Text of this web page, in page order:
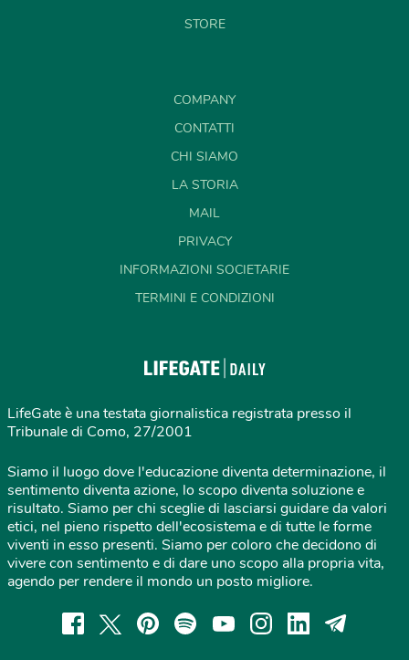
STORE
COMPANY
CONTATTI
CHI SIAMO
LA STORIA
MAIL
PRIVACY
INFORMAZIONI SOCIETARIE
TERMINI E CONDIZIONI
LifeGate è una testata giornalistica registrata presso il
Tribunale di Como, 27/2001
Siamo il luogo dove l'educazione diventa determinazione, il
sentimento diventa azione, lo scopo diventa soluzione e
risultato. Siamo per chi sceglie di lasciarsi guidare da valori
etici, nel pieno rispetto dell'ecosistema e di tutte le forme
viventi in esso presenti. Siamo per coloro che decidono di
vivere con sentimento e di dare uno scopo alla propria vita,
agendo per rendere il mondo un posto migliore.